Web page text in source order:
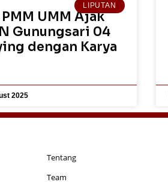
LIPUTAN
UMM Ajak
Gunungsari 04
dengan Karya
2025
Tentang
Team